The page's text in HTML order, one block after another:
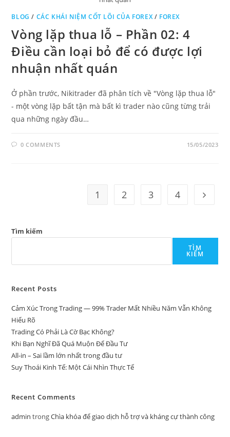
BLOG / CÁC KHÁI NIỆM CỐT LÕI CỦA FOREX/ FOREX
Vòng lặp thua lỗ – Phần 02: 4
Điều cần loại bỏ để có được lợi
nhuận nhất quán
Ở phần trước, Nikitrader đã phân tích về "Vòng lặp thua lỗ"
- một vòng lặp bất tận mà bất kì trader nào cũng từng trải
qua những ngày đầu…
0 COMMENTS 15/05/2023
1 2 3 4 Go to
Tìm kiếm
TÌM
KIẾM
Recent Posts
Cảm Xúc Trong Trading — 99% Trader Mất Nhiều Năm Vẫn Không
Hiểu Rõ
Trading Có Phải Là Cờ Bạc Không?
Khi Bạn Nghĩ Đã Quá Muộn Để Đầu Tư
All-in – Sai lầm lớn nhất trong đầu tư
Suy Thoái Kinh Tế: Một Cái Nhìn Thực Tế
Recent Comments
admin trongChìa khóa để giao dịch hỗ trợ và kháng cự thành công